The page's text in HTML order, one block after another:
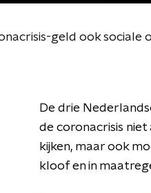
geld ook sociale
De drie
de coronacrisis
kijken, maar ook
kloof en in